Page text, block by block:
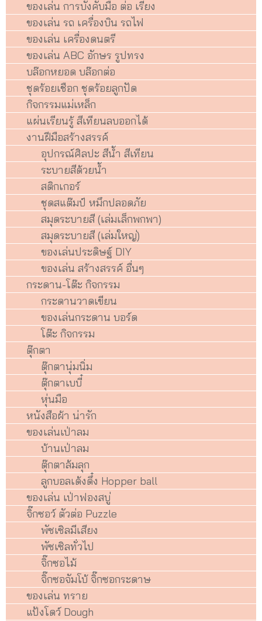
ของเล่น การบังคับมือ ต่อ เรียง
ของเล่น รถ เครื่องบิน รถไฟ
ของเล่น เครื่องดนตรี
ของเล่น ABC อักษร รูปทรง
บล๊อกหยอด บล๊อกต่อ
ชุดร้อยเชือก ชุดร้อยลูกปัด
กิจกรรมแม่เหล็ก
แผ่นเรียนรู้ สีเทียนลบออกได้
งานฝีมือสร้างสรรค์
อุปกรณ์ศิลปะ สีน้ำ สีเทียน
ระบายสีด้วยน้ำ
สติกเกอร์
ชุดสแต๊มป์ หมึกปลอดภัย
สมุดระบายสี (เล่มเล็กพกพา)
สมุดระบายสี (เล่มใหญ่)
ของเล่นประดิษฐ์ DIY
ของเล่น สร้างสรรค์ อื่นๆ
กระดาน-โต๊ะ กิจกรรม
กระดานวาดเขียน
ของเล่นกระดาน บอร์ด
โต๊ะ กิจกรรม
ตุ๊กตา
ตุ๊กตานุ่มนิ่ม
ตุ๊กตาเบบี๋
หุ่นมือ
หนังสือผ้า น่ารัก
ของเล่นเป่าลม
บ้านเป่าลม
ตุ๊กตาล้มลุก
ลูกบอลเด้งดึ๋ง Hopper ball
ของเล่น เป่าฟองสบู่
จิ๊กซอว์ ตัวต่อ Puzzle
พัซเซิลมีเสียง
พัซเซิลทั่วไป
จิ๊กซอไม้
จิ๊กซอจัมโบ้ จิ๊กซอกระดาษ
ของเล่น ทราย
แป้งโดว์ Dough